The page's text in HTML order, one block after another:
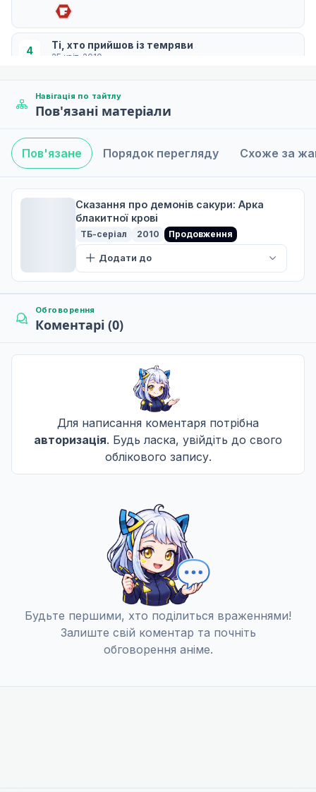
4 Ті, хто прийшов із темряви
25 квіт. 2010
Суперечливі мечі
6
09 трав. 2010
Доля Фетера
16 трав. 2010
Швидкоплинні мрії
23 трав. 2010
Куди ведуть зв'язки
06 черв. 2010
12 На протилежних боках рук
20 черв. 2010
Навігація по тайтлу
Пов'язані матеріали
Пов'язане Порядок перегляду Схоже за
Сказання про демонів сакури: Арка
блакитної крові
ТБ-серіал 2010 Продовження
Додати до
Обговорення
Коментарі (0)
Для написання коментаря потрібна
авторизація. Будь ласка, увійдіть до свого
облікового запису.
Будьте першими, хто поділиться враженнями!
Залиште свій коментар та почніть
обговорення аніме.